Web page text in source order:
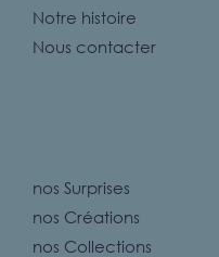
Notre histoire
Nous contacter
nos Surprises
nos Créations
nos Collections